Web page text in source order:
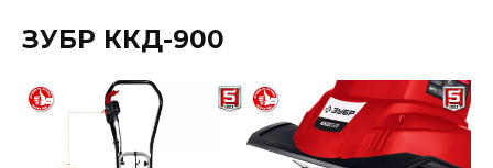
ЗУБР ККД-900